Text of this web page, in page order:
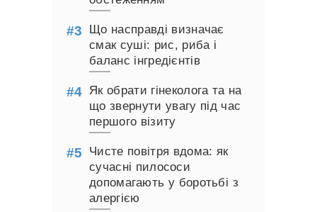
Що насправді визначає
смак суші: рис, риба і
баланс інгредієнтів
Як обрати гінеколога та на
що звернути увагу під час
першого візиту
Чисте повітря вдома: як
сучасні пилососи
допомагають у боротьбі з
алергією